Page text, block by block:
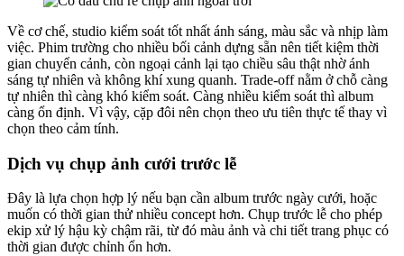
Về cơ chế, studio kiểm soát tốt nhất ánh sáng, màu sắc và nhịp làm
việc. Phim trường cho nhiều bối cảnh dựng sẵn nên tiết kiệm thời
gian chuyển cảnh, còn ngoại cảnh lại tạo chiều sâu thật nhờ ánh
sáng tự nhiên và không khí xung quanh. Trade-off nằm ở chỗ càng
tự nhiên thì càng khó kiểm soát. Càng nhiều kiểm soát thì album
càng ổn định. Vì vậy, cặp đôi nên chọn theo ưu tiên thực tế thay vì
chọn theo cảm tính.
Dịch vụ chụp ảnh cưới trước lễ
Đây là lựa chọn hợp lý nếu bạn cần album trước ngày cưới, hoặc
muốn có thời gian thử nhiều concept hơn. Chụp trước lễ cho phép
ekip xử lý hậu kỳ chậm rãi, từ đó màu ảnh và chi tiết trang phục có
thời gian được chỉnh ổn hơn.